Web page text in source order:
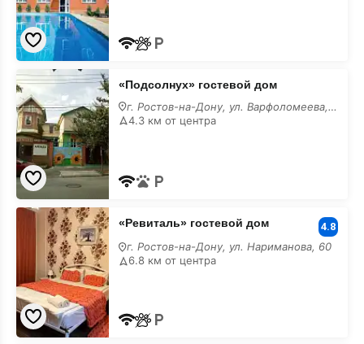
«Подсолнух»
гостевой
дом
недорого
«Подсолнух» гостевой дом
г. Ростов-на-Дону, ул. Варфоломеева, 59
4.3 км от центра
«Ревиталь»
гостевой
недорого
«Ревиталь» гостевой дом 4.8
г. Ростов-на-Дону, ул. Нариманова, 60
6.8 км от центра